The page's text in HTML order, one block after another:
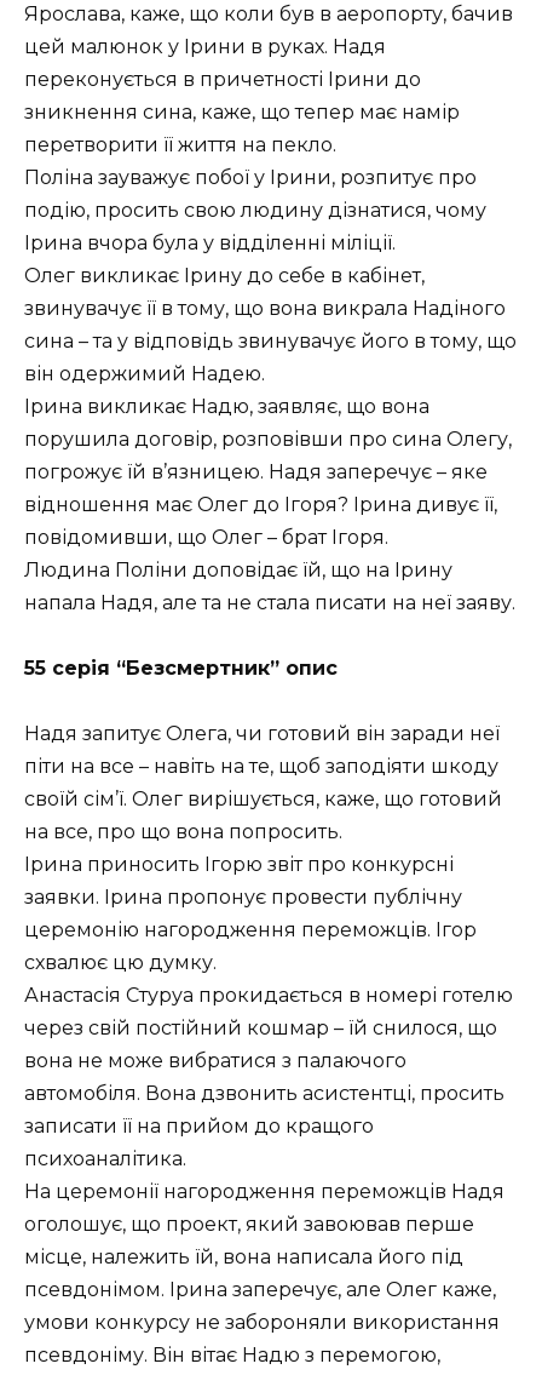
Ярослава, каже, що коли був в аеропорту, бачив
цей малюнок у Ірини в руках. Надя
переконується в причетності Ірини до
зникнення сина, каже, що тепер має намір
перетворити її життя на пекло.
Поліна зауважує побої у Ірини, розпитує про
подію, просить свою людину дізнатися, чому
Ірина вчора була у відділенні міліції.
Олег викликає Ірину до себе в кабінет,
звинувачує її в тому, що вона викрала Надіного
сина – та у відповідь звинувачує його в тому, що
він одержимий Надею.
Ірина викликає Надю, заявляє, що вона
порушила договір, розповівши про сина Олегу,
погрожує їй в’язницею. Надя заперечує – яке
відношення має Олег до Ігоря? Ірина дивує її,
повідомивши, що Олег – брат Ігоря.
Людина Поліни доповідає їй, що на Ірину
напала Надя, але та не стала писати на неї заяву.
55 серія “Безсмертник” опис
Надя запитує Олега, чи готовий він заради неї
піти на все – навіть на те, щоб заподіяти шкоду
своїй сім’ї. Олег вирішується, каже, що готовий
на все, про що вона попросить.
Ірина приносить Ігорю звіт про конкурсні
заявки. Ірина пропонує провести публічну
церемонію нагородження переможців. Ігор
схвалює цю думку.
Анастасія Стуруа прокидається в номері готелю
через свій постійний кошмар – їй снилося, що
вона не може вибратися з палаючого
автомобіля. Вона дзвонить асистентці, просить
записати її на прийом до кращого
психоаналітика.
На церемонії нагородження переможців Надя
оголошує, що проект, який завоював перше
місце, належить їй, вона написала його під
псевдонімом. Ірина заперечує, але Олег каже,
умови конкурсу не забороняли використання
псевдоніму. Він вітає Надю з перемогою,